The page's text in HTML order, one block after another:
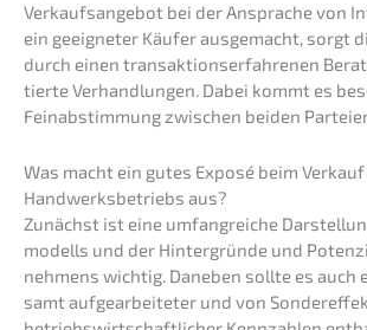
Verkaufs­an­ge­bot bei der Anspra­che von
ein geeig­ne­ter Käufer ausge­macht, sorgt
durch einen trans­ak­ti­ons­er­fah­re­nen
tier­te Verhand­lun­gen. Dabei kommt es
Feinab­stim­mung zwischen beiden
Was macht ein gutes Exposé beim
Handwerks­be­triebs aus?
Zunächst ist eine umfang­rei­che
mo­dells und der Hinter­grün­de und
neh­mens wichtig. Daneben sollte es auch
samt aufge­ar­bei­te­ter und von